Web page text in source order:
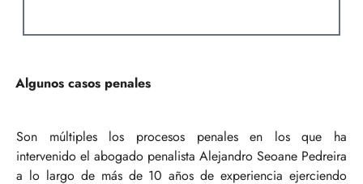
Algunos casos penales
Son múltiples los procesos penales en los que ha
intervenido el abogado penalista Alejandro Seoane Pedreira
a lo largo de más de 10 años de experiencia ejerciendo